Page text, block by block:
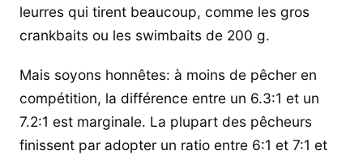
leurres qui tirent beaucoup, comme les gros
crankbaits ou les swimbaits de 200 g.
Mais soyons honnêtes: à moins de pêcher en
compétition, la différence entre un 6.3:1 et un
7.2:1 est marginale. La plupart des pêcheurs
finissent par adopter un ratio entre 6:1 et 7:1 et